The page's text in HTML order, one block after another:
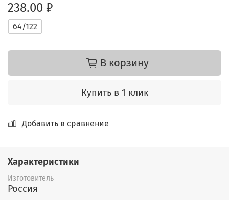
238.00 ₽
64/122
В корзину
Купить в 1 клик
Добавить в сравнение
Характеристики
Изготовитель
Россия